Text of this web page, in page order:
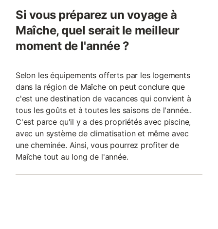
Si vous préparez un voyage à
Maîche, quel serait le meilleur
moment de l'année ?
Selon les équipements offerts par les logements
dans la région de Maîche on peut conclure que
c'est une destination de vacances qui convient à
tous les goûts et à toutes les saisons de l'année..
C'est parce qu'il y a des propriétés avec piscine,
avec un système de climatisation et même avec
une cheminée. Ainsi, vous pourrez profiter de
Maîche tout au long de l'année.